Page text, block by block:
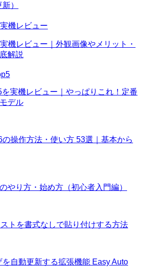
）
機レビュー｜外観画像やメリット・
解説
実機レビュー｜やっぱりこれ！定番
デル
操作方法・使い方 53選｜基本から
やり方・始め方（初心者入門編）
トを書式なしで貼り付けする方法
を自動更新する拡張機能 Easy Auto